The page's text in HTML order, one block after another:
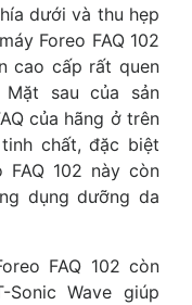
dưới và thu hẹp
Foreo FAQ 102
cao cấp rất quen
sau của sản
của hãng ở trên
chất, đặc biệt
102 này còn
dụng dưỡng da
FAQ 102 còn
Wave giúp